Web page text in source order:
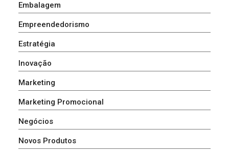
Embalagem
Empreendedorismo
Estratégia
Inovação
Marketing
Marketing Promocional
Negócios
Novos Produtos